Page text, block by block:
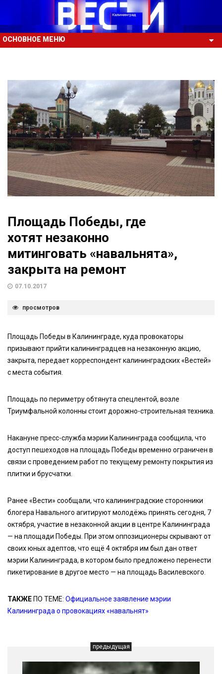
ОСНОВНОЕ МЕНЮ
Площадь Победы, где
хотят незаконно
митинговать «навальнята»,
закрыта на ремонт
07.10.2017
просмотров
Площадь Победы в Калининграде, куда провокаторы
призывают прийти калининградцев на незаконную акцию,
закрыта, передает корреспондент калининградских «Вестей»
с места события.
Площадь по периметру обтянута спецлентой, возле
Триумфальной колонны стоит дорожно-строительная техника.
Накануне пресс-служба мэрии Калининграда сообщила, что
доступ пешеходов на площадь Победы временно ограничен в
связи с проведением работ по текущему ремонту покрытия из
плитки и брусчатки.
Ранее «Вести» сообщали, что калининградские сторонники
блогера Навального агитируют молодёжь принять сегодня, 7
октября, участие в незаконной акции в центре Калининграда
— на площади Победы. При этом оппозиционеры скрывают от
своих юных адептов, что ещё 4 октября им был дан ответ
мэрии Калининграда, в котором было предложено перенести
пикетирование в другое место — на площадь Василевского.
ТАКЖЕ ПО ТЕМЕ: Официальное заявление мэрии
Калининграда о провокациях «навальнят»
предыдущая